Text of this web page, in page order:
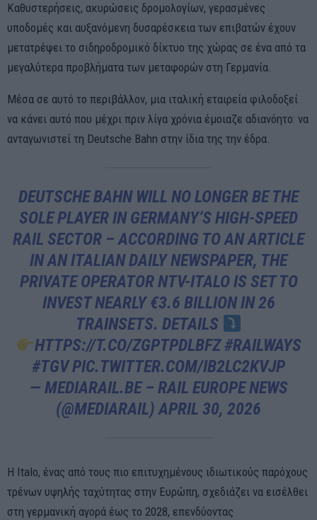
Καθυστερήσεις, ακυρώσεις δρομολογίων, γερασμένες
υποδομές και αυξανόμενη δυσαρέσκεια των επιβατών έχουν
μετατρέψει το σιδηροδρομικό δίκτυο της χώρας σε ένα από τα
μεγαλύτερα προβλήματα των μεταφορών στη Γερμανία.
Μέσα σε αυτό το περιβάλλον, μια ιταλική εταιρεία φιλοδοξεί
να κάνει αυτό που μέχρι πριν λίγα χρόνια έμοιαζε αδιανόητο: να
ανταγωνιστεί τη Deutsche Bahn στην ίδια της την έδρα.
DEUTSCHE BAHN WILL NO LONGER BE THE
SOLE PLAYER IN GERMANY’S HIGH-SPEED
RAIL SECTOR – ACCORDING TO AN ARTICLE
IN AN ITALIAN DAILY NEWSPAPER, THE
PRIVATE OPERATOR NTV-ITALO IS SET TO
INVEST NEARLY €3.6 BILLION IN 26
TRAINSETS. DETAILS
HTTPS://T.CO/ZGPTPDLBFZ #RAILWAYS
#TGVPIC.TWITTER.COM/IB2LC2KVJP
— MEDIARAIL.BE – RAIL EUROPE NEWS
(@MEDIARAIL)APRIL 30, 2026
Η Italo, ένας από τους πιο επιτυχημένους ιδιωτικούς παρόχους
τρένων υψηλής ταχύτητας στην Ευρώπη, σχεδιάζει να εισέλθει
στη γερμανική αγορά έως το 2028, επενδύοντας